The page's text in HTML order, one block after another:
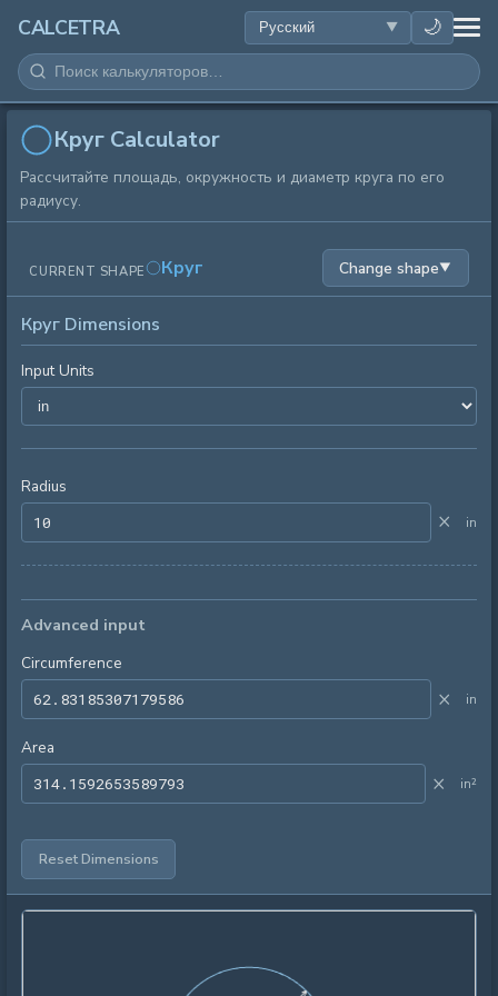
CALCETRA 🌙
МАТЕМАТИКА
ПРЕОБРАЗОВАНИЯ
НАУКА
ПОВСЕДНЕВНОЕ
ДРУГИЕ ИНСТРУМЕНТЫ
Круг Calculator
Рассчитайте площадь, окружность и диаметр круга по его
радиусу.
CURRENT SHAPE Круг Change shape▼
Круг Dimensions
Input Units
Radius
× in
Advanced input
Circumference
× in
Area
× in²
Reset Dimensions